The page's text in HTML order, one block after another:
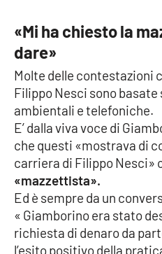
EDIZIONI
LOCALI
Catanzaro
Crotone
Vibo Valentia
Reggio Calabria
Cosenza
«Mi ha chiesto la
dare»
Molte delle contestazioni
Filippo Nesci sono
ambientali e telefoniche.
E’ dalla viva voce di
che questi «mostrava di
carriera di Filippo Nesci»
«mazzettista».
Ed è sempre da un
« Giamborino era stato
richiesta di denaro da
l’esito positivo della